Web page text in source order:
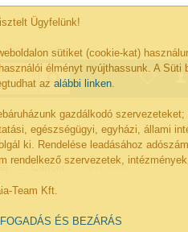
Ügyfelünk!
sütiket (cookie-kat)
élményt nyújthassunk. A Süti
azalábbi linken.
gazdálkodó
egészségügyi, egyházi, állami
ki. Rendelése leadásához
rendelkező szervezetek,
Team Kft.
ÉS BEZÁRÁS
Referenciák
Cartoni ø75 mm